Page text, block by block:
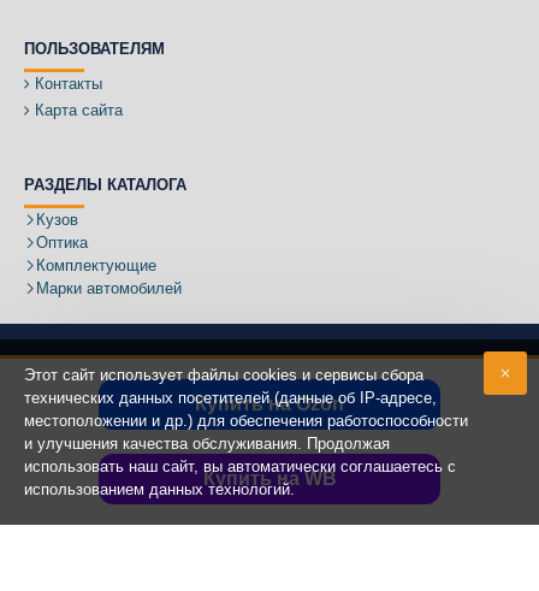
Купить на Ozon
Купить на WB
ПОЛЬЗОВАТЕЛЯМ
Контакты
Карта сайта
РАЗДЕЛЫ КАТАЛОГА
Кузов
Оптика
Комплектующие
Марки автомобилей
Адрес:
Copyright ©2020 - 2025КУЗОВИК.РУ
Этот сайт использует файлы cookies и сервисы сбора
технических данных посетителей (данные об IP-адресе,
местоположении и др.) для обеспечения работоспособности
и улучшения качества обслуживания. Продолжая
использовать наш сайт, вы автоматически соглашаетесь с
использованием данных технологий.